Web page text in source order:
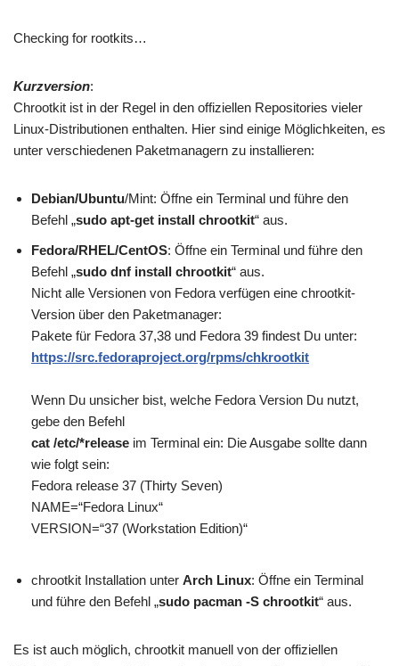
Checking for rootkits…
Kurzversion:
Chrootkit ist in der Regel in den offiziellen Repositories vieler
Linux-Distributionen enthalten. Hier sind einige Möglichkeiten, es
unter verschiedenen Paketmanagern zu installieren:
Debian/Ubuntu/Mint: Öffne ein Terminal und führe den
Befehl „sudo apt-get install chrootkit“ aus.
Fedora/RHEL/CentOS: Öffne ein Terminal und führe den
Befehl „sudo dnf install chrootkit“ aus.
Nicht alle Versionen von Fedora verfügen eine chrootkit-
Version über den Paketmanager:
Pakete für Fedora 37,38 und Fedora 39 findest Du unter:
https://src.fedoraproject.org/rpms/chkrootkit
Wenn Du unsicher bist, welche Fedora Version Du nutzt,
gebe den Befehl
cat /etc/*release im Terminal ein: Die Ausgabe sollte dann
wie folgt sein:
Fedora release 37 (Thirty Seven)
NAME=“Fedora Linux“
VERSION=“37 (Workstation Edition)“
chrootkit Installation unter Arch Linux: Öffne ein Terminal
und führe den Befehl „sudo pacman -S chrootkit“ aus.
Es ist auch möglich, chrootkit manuell von der offiziellen